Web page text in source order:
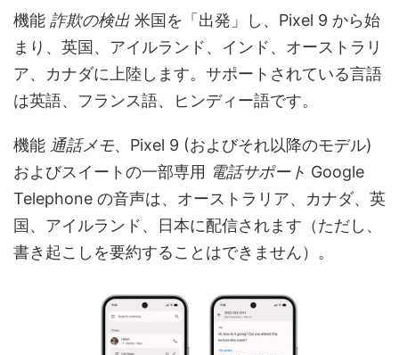
機能 詐欺の検出 米国を「出発」し、Pixel 9 から始
まり、英国、アイルランド、インド、オーストラリ
ア、カナダに上陸します。サポートされている言語
は英語、フランス語、ヒンディー語です。
機能 通話メモ、Pixel 9 (およびそれ以降のモデル)
およびスイートの一部専用 電話サポート Google
Telephone の音声は、オーストラリア、カナダ、英
国、アイルランド、日本に配信されます（ただし、
書き起こしを要約することはできません）。